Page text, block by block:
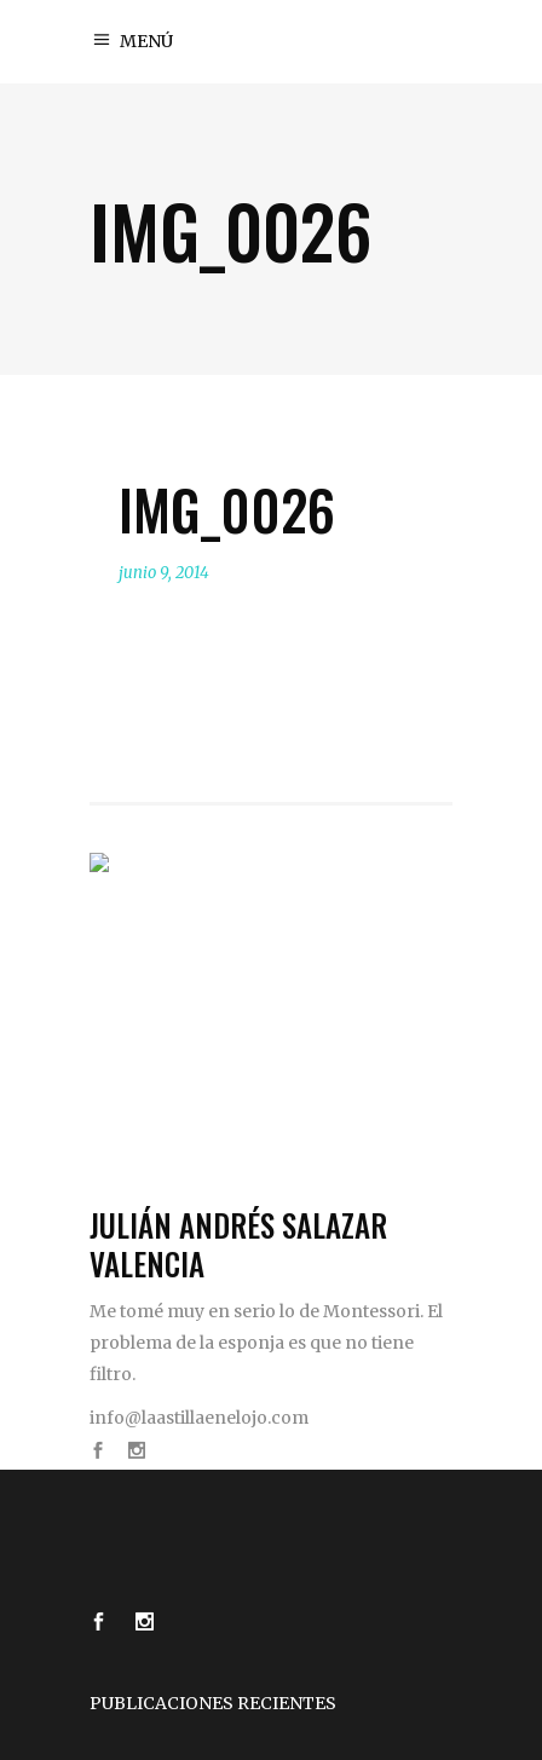
MENÚ
IMG_0026
IMG_0026
junio 9, 2014
JULIÁN ANDRÉS SALAZAR
VALENCIA
Me tomé muy en serio lo de Montessori. El
problema de la esponja es que no tiene
filtro.
info@laastillaenelojo.com
PUBLICACIONES RECIENTES